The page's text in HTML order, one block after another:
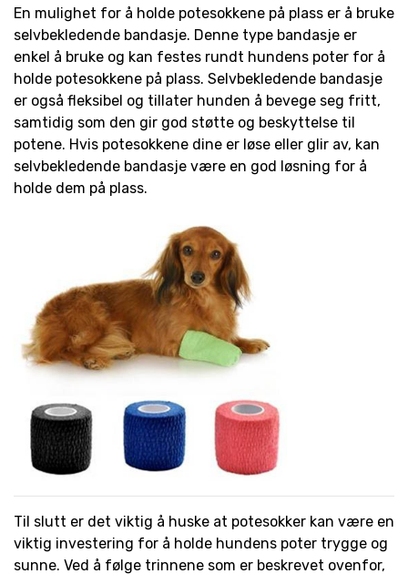
En mulighet for å holde potesokkene på plass er å bruke
selvbekledende bandasje. Denne type bandasje er
enkel å bruke og kan festes rundt hundens poter for å
holde potesokkene på plass. Selvbekledende bandasje
er også fleksibel og tillater hunden å bevege seg fritt,
samtidig som den gir god støtte og beskyttelse til
potene. Hvis potesokkene dine er løse eller glir av, kan
selvbekledende bandasje være en god løsning for å
holde dem på plass.
Til slutt er det viktig å huske at potesokker kan være en
viktig investering for å holde hundens poter trygge og
sunne. Ved å følge trinnene som er beskrevet ovenfor,